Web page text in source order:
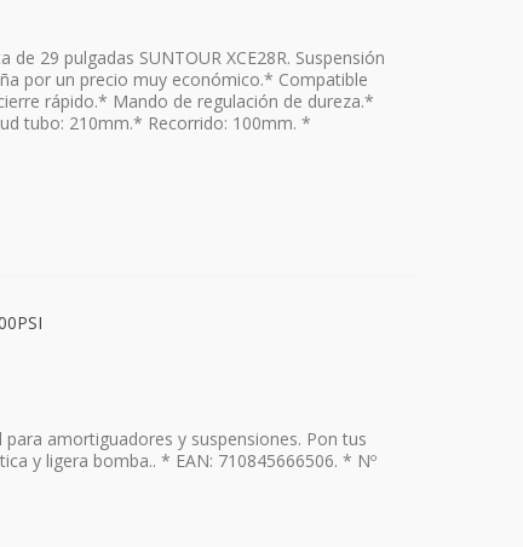
29 pulgadas SUNTOUR XCE28R. Suspensión
por un precio muy económico.* Compatible
rápido.* Mando de regulación de dureza.*
tubo: 210mm.* Recorrido: 100mm. *
para amortiguadores y suspensiones. Pon tus
y ligera bomba.. * EAN: 710845666506. * Nº